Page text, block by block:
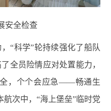
安全检查
“科学”轮持续强化了船队
全员险情应对处置能力，
全，个个会应急——畅通生
次中，“海上堡垒”临时党